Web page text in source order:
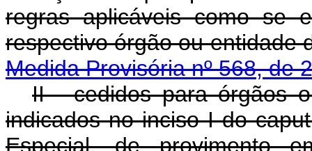
regras aplicáveis como se
respectivo órgão ou
Medida Provisória nº 568, de
II - cedidos para órgãos
indicados no inciso I do
Especial, de provimento